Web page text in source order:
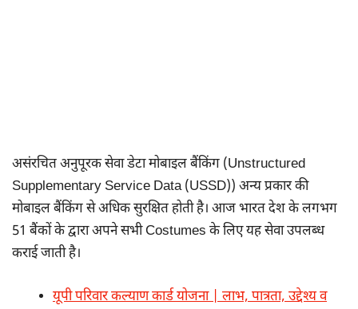
असंरचित अनुपूरक सेवा डेटा मोबाइल बैंकिंग (Unstructured
Supplementary Service Data (USSD)) अन्य प्रकार की
मोबाइल बैंकिंग से अधिक सुरक्षित होती है। आज भारत देश के लगभग
51 बैंकों के द्वारा अपने सभी Costumes के लिए यह सेवा उपलब्ध
कराई जाती है।
यूपी परिवार कल्याण कार्ड योजना | लाभ, पात्रता, उद्देश्य व